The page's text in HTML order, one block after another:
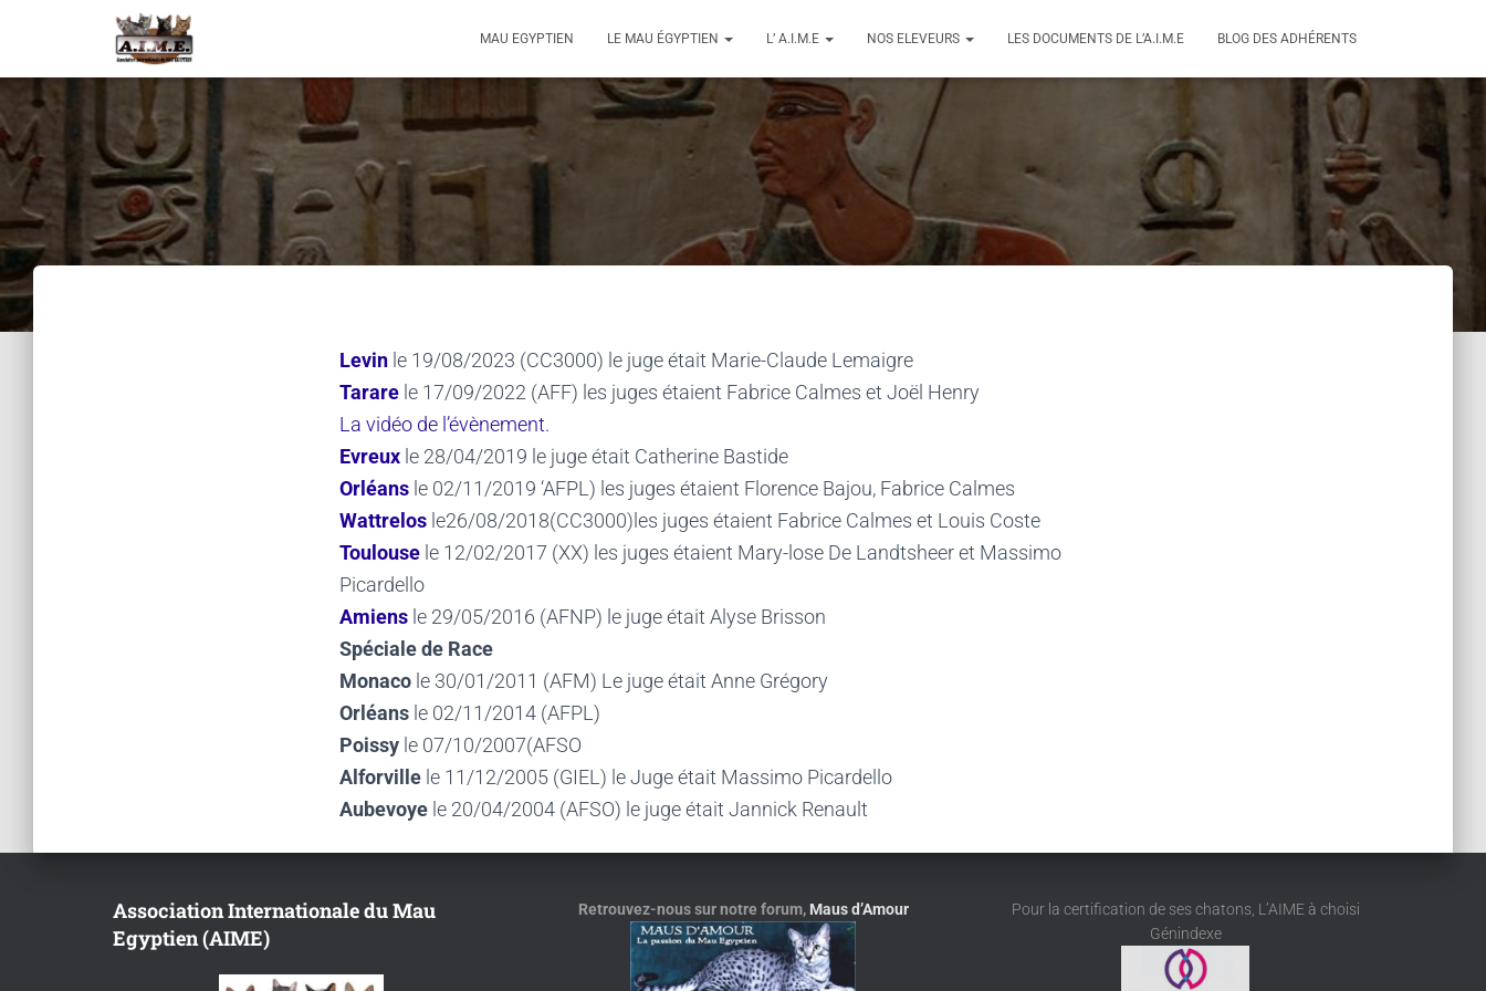
MAU EGYPTIEN LE MAU ÉGYPTIEN L’ A.I.M.E NOS ELEVEURS LES DOCUMENTS DE L’A.I.M.E BLOG DES ADHÉRENTS
Levin le 19/08/2023 (CC3000) le juge était Marie-Claude Lemaigre
Tarare le 17/09/2022 (AFF) les juges étaient Fabrice Calmes et Joël Henry
La vidéo de l’évènement.
Evreux le 28/04/2019 le juge était Catherine Bastide
Orléans le 02/11/2019 ‘AFPL) les juges étaient Florence Bajou, Fabrice Calmes
Wattrelos le26/08/2018(CC3000)les juges étaient Fabrice Calmes et Louis Coste
Toulouse le 12/02/2017 (XX) les juges étaient Mary-lose De Landtsheer et Massimo
Picardello
Amiens le 29/05/2016 (AFNP) le juge était Alyse Brisson
Spéciale de Race
Monaco le 30/01/2011 (AFM) Le juge était Anne Grégory
Orléans le 02/11/2014 (AFPL)
Poissy le 07/10/2007(AFSO
Alforville le 11/12/2005 (GIEL) le Juge était Massimo Picardello
Aubevoye le 20/04/2004 (AFSO) le juge était Jannick Renault
Association Internationale du Mau
Egyptien (AIME)
Retrouvez-nous sur notre forum, Maus d’Amour
Pour la certification de ses chatons, L’AIME à choisi
Génindexe